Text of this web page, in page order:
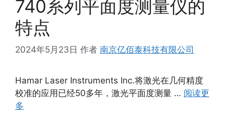
740系列平面度测量仪的
特点
2024年5月23日 作者 南京亿佰泰科技有限公司
Hamar Laser Instruments Inc.将激光在几何精度
校准的应用已经50多年，激光平面度测量 … 阅读更
多